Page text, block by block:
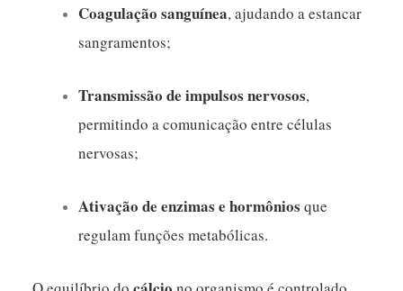
Coagulação sanguínea, ajudando a estancar
sangramentos;
Transmissão de impulsos nervosos,
permitindo a comunicação entre células
nervosas;
Ativação de enzimas e hormônios que
regulam funções metabólicas.